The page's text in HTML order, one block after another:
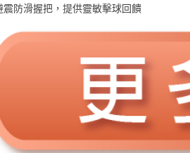
震防滑握把，提供靈敏擊球回饋